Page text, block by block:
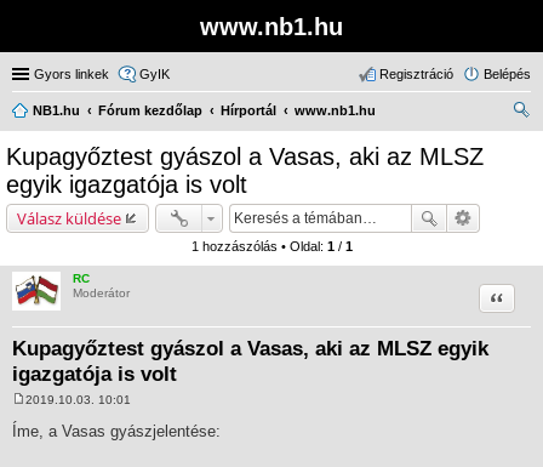
www.nb1.hu
Gyors linkek GyIK Belépés
Regisztráció
NB1.hu Fórum kezdőlap Hírportál
www.nb1.hu
Kupagyőztest gyászol a Vasas, aki az MLSZ
egyik igazgatója is volt
Válasz küldése
1 hozzászólás • Oldal: 1/ 1
RC
Moderátor
Kupagyőztest gyászol a Vasas, aki az MLSZ egyik
igazgatója is volt
Idézet
z
2019.10.03. 10:01
Íme, a Vasas gyászjelentése: